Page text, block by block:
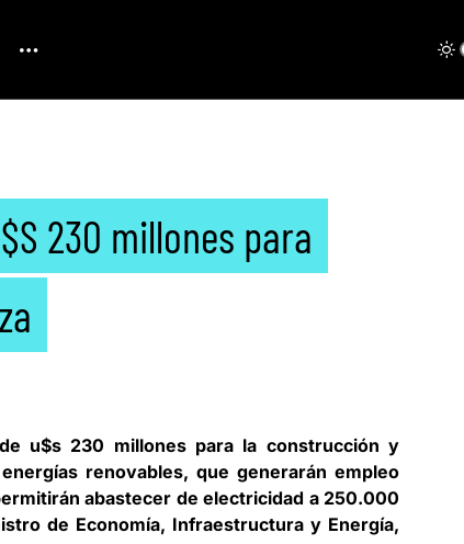
230 millones para
u$s 230 millones para la construcción y
renovables, que generarán empleo
abastecer de electricidad a 250.000
de Economía, Infraestructura y Energía,